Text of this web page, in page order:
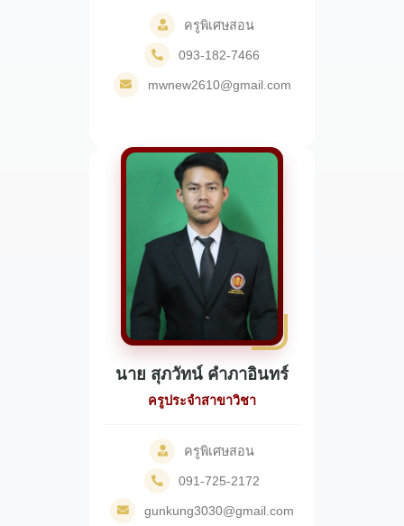
ครูพิเศษสอน
093-182-7466
mwnew2610@gmail.com
นาย สุภวัทน์ คำภาอินทร์
ครูประจำสาขาวิชา
ครูพิเศษสอน
091-725-2172
gunkung3030@gmail.com